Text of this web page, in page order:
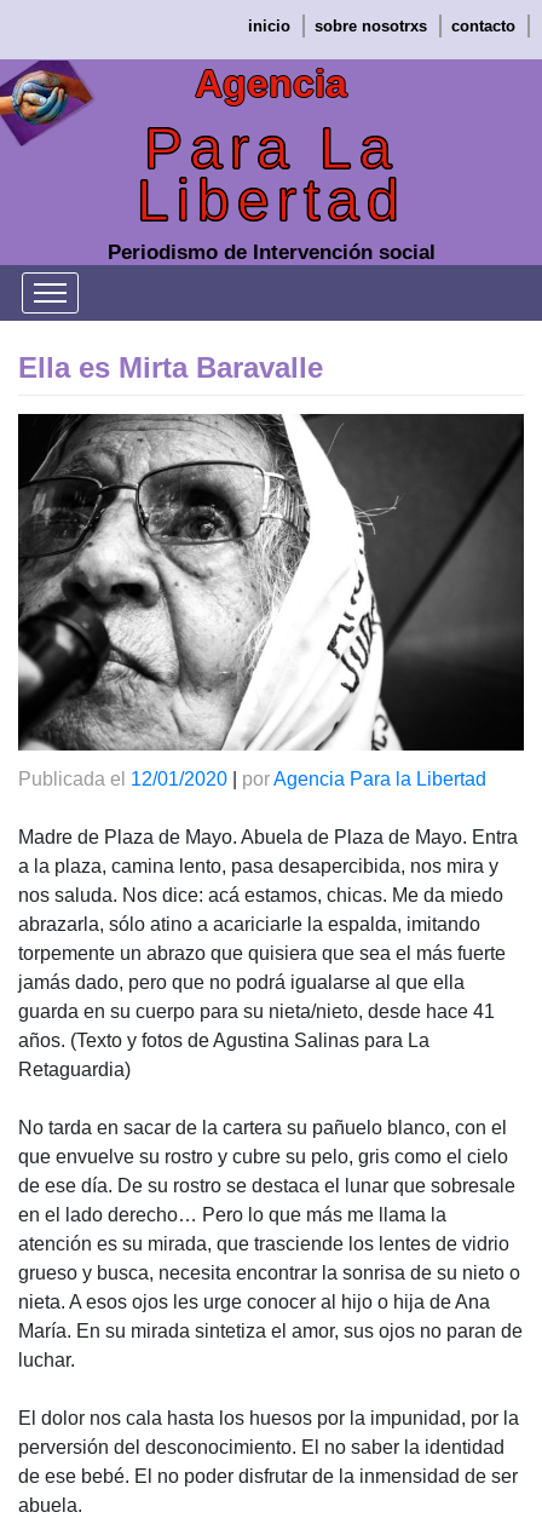
contenido
inicio sobre nosotrxs contacto
Agencia
Para La
Libertad
Periodismo de Intervención social
Ella es Mirta Baravalle
Publicada el 12/01/2020 porAgencia Para la Libertad
Madre de Plaza de Mayo. Abuela de Plaza de Mayo. Entra
a la plaza, camina lento, pasa desapercibida, nos mira y
nos saluda. Nos dice: acá estamos, chicas. Me da miedo
abrazarla, sólo atino a acariciarle la espalda, imitando
torpemente un abrazo que quisiera que sea el más fuerte
jamás dado, pero que no podrá igualarse al que ella
guarda en su cuerpo para su nieta/nieto, desde hace 41
años. (Texto y fotos de Agustina Salinas para La
Retaguardia)
No tarda en sacar de la cartera su pañuelo blanco, con el
que envuelve su rostro y cubre su pelo, gris como el cielo
de ese día. De su rostro se destaca el lunar que sobresale
en el lado derecho… Pero lo que más me llama la
atención es su mirada, que trasciende los lentes de vidrio
grueso y busca, necesita encontrar la sonrisa de su nieto o
nieta. A esos ojos les urge conocer al hijo o hija de Ana
María. En su mirada sintetiza el amor, sus ojos no paran de
luchar.
El dolor nos cala hasta los huesos por la impunidad, por la
perversión del desconocimiento. El no saber la identidad
de ese bebé. El no poder disfrutar de la inmensidad de ser
abuela.